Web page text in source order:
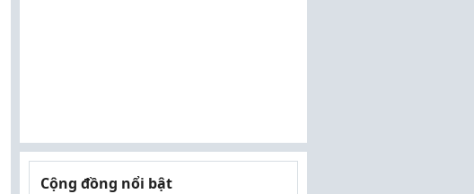
Cộng đồng nổi bật